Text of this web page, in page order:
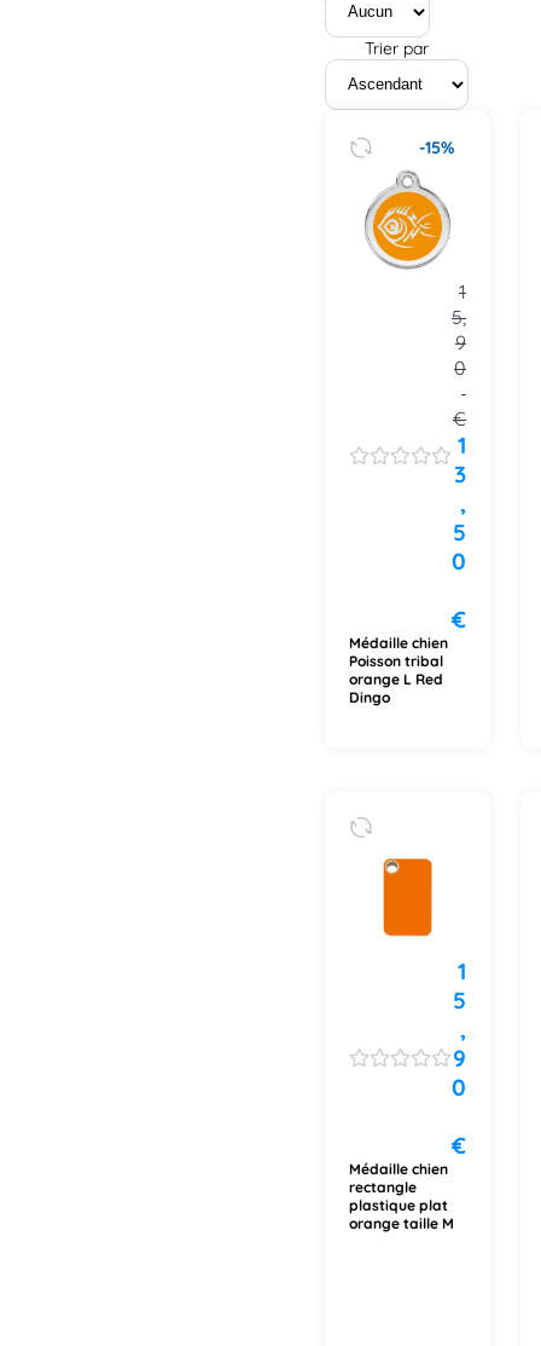
Trier par
-15%
1
5,
9
0
€
1
3
,
5
0
€
Médaille chien
Poisson tribal
orange L Red
Dingo
1
5
,
9
0
€
Médaille chien
rectangle
plastique plat
orange taille M